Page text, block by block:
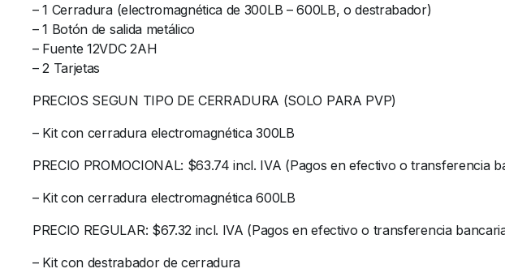
– 1 Cerradura (electromagnética de 300LB – 600LB, o destrabador)
– 1 Botón de salida metálico
– Fuente 12VDC 2AH
– 2 Tarjetas
PRECIOS SEGUN TIPO DE CERRADURA (SOLO PARA PVP)
– Kit con cerradura electromagnética 300LB
PRECIO PROMOCIONAL: $63.74 incl. IVA (Pagos en efectivo o transferencia
– Kit con cerradura electromagnética 600LB
PRECIO REGULAR: $67.32 incl. IVA (Pagos en efectivo o transferencia
– Kit con destrabador de cerradura